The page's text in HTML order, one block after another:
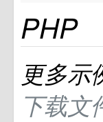
PHP
更多示
下载文